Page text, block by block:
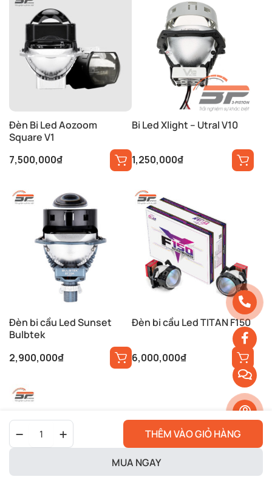
Cầu
THÊM VÀO GIỎ HÀNG
MUA NGAY
Đèn Bi Led Aozoom
Square V1
7,500,000₫
Bi Led Xlight – Utral V10
1,250,000₫
Đèn bi cầu Led Sunset
Bulbtek
2,900,000₫
Đèn bi cầu Led TITAN F150
6,000,000₫